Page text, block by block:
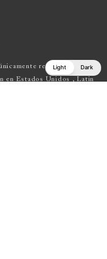
reseñas de obras
en Estados Unidos , Latin
Light Dark